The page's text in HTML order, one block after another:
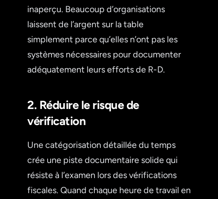
inaperçu. Beaucoup d’organisations
laissent de l’argent sur la table
simplement parce qu’elles n’ont pas les
systèmes nécessaires pour documenter
adéquatement leurs efforts de R-D.
2. Réduire le risque de
vérification
Une catégorisation détaillée du temps
crée une piste documentaire solide qui
résiste à l’examen lors des vérifications
fiscales. Quand chaque heure de travail en